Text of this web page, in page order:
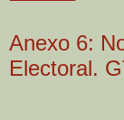
Anexo 6:
Electoral.